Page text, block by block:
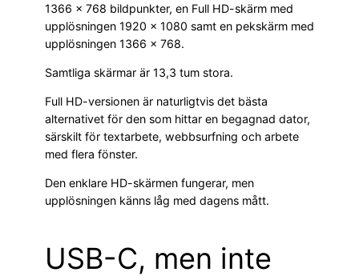
1366 × 768 bildpunkter, en Full HD-skärm med
upplösningen 1920 × 1080 samt en pekskärm med
upplösningen 1366 × 768.
Samtliga skärmar är 13,3 tum stora.
Full HD-versionen är naturligtvis det bästa
alternativet för den som hittar en begagnad dator,
särskilt för textarbete, webbsurfning och arbete
med flera fönster.
Den enklare HD-skärmen fungerar, men
upplösningen känns låg med dagens mått.
USB-C, men inte